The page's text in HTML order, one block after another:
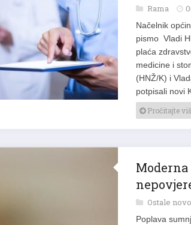
Rama
Načelnik
pismo Vladi
plaća
medicine i
(HNŽ/K) i
potpisali novi
Pročitajte
Ostale
Poplava